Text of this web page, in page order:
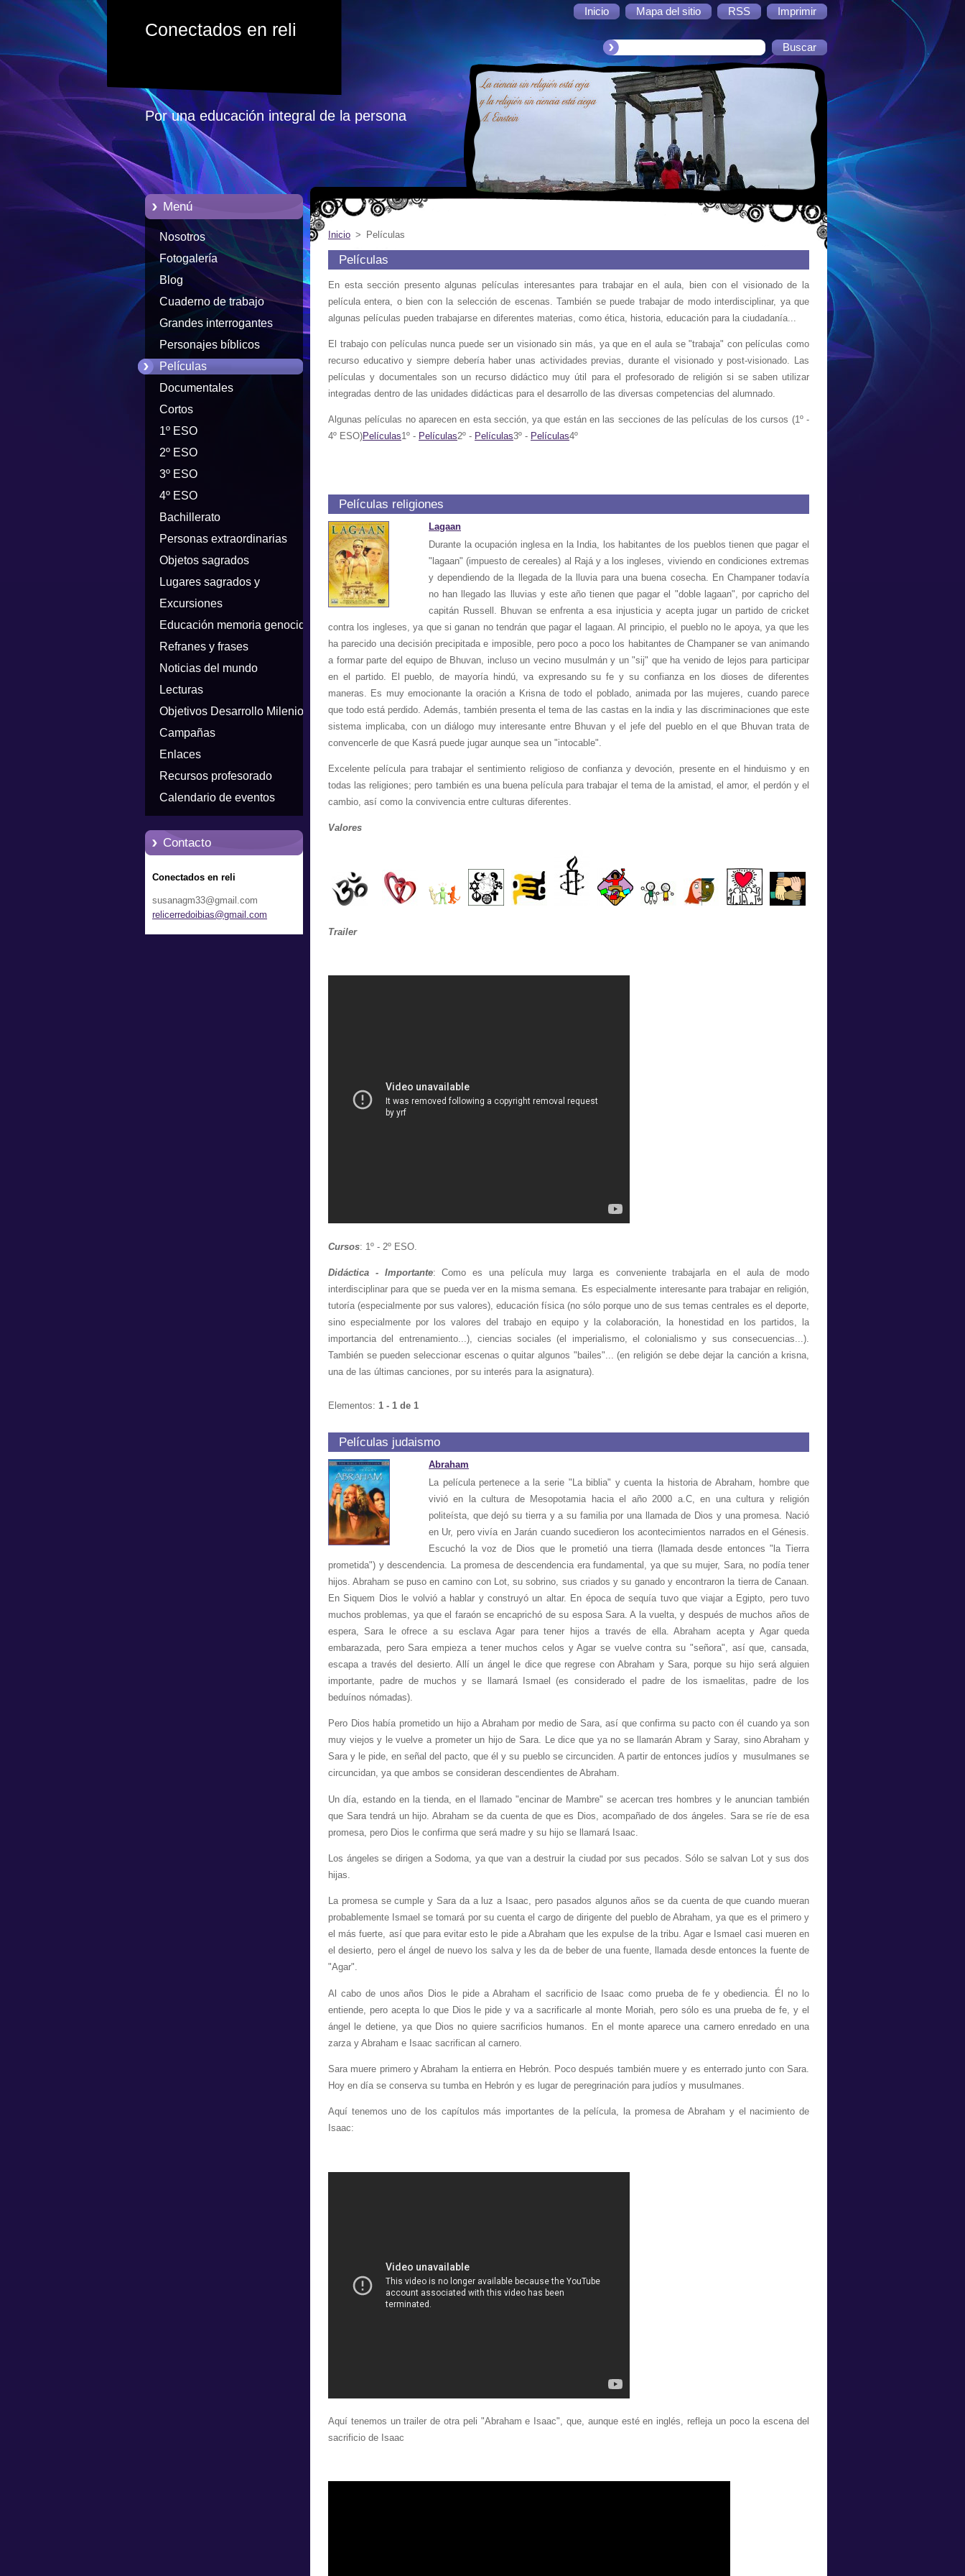
Inicio Mapa del sitio RSS Imprimir
Conectados en reli
Por una educación integral de la persona
Menú
Nosotros
Fotogalería
Blog
Cuaderno de trabajo
Grandes interrogantes
Personajes bíblicos
Películas
Documentales
Cortos
1º ESO
2º ESO
3º ESO
4º ESO
Bachillerato
Personas extraordinarias
Objetos sagrados
Lugares sagrados y
peregrinaciones
Excursiones
Educación memoria genocidios
Refranes y frases
Noticias del mundo
Lecturas
Objetivos Desarrollo Milenio
Campañas
Enlaces
Recursos profesorado
Calendario de eventos
Contacto
Conectados en reli
susanagm33@gmail.com
relicerredoibias@gmail.com
Inicio > Películas
Películas
En esta sección presento algunas películas interesantes para trabajar en el aula, bien con el visionado de la
película entera, o bien con la selección de escenas. También se puede trabajar de modo interdisciplinar, ya que
algunas películas pueden trabajarse en diferentes materias, como ética, historia, educación para la ciudadanía...
El trabajo con películas nunca puede ser un visionado sin más, ya que en el aula se "trabaja" con películas como
recurso educativo y siempre debería haber unas actividades previas, durante el visionado y post-visionado. Las
películas y documentales son un recurso didáctico muy útil para el profesorado de religión si se saben utilizar
integradas dentro de las unidades didácticas para el desarrollo de las diversas competencias del alumnado.
Algunas películas no aparecen en esta sección, ya que están en las secciones de las películas de los cursos (1º -
4º ESO)Películas1º - Películas2º - Películas3º - Películas4º
Películas religiones
Lagaan
Durante la ocupación inglesa en la India, los habitantes de los pueblos tienen que pagar el
"lagaan" (impuesto de cereales) al Rajá y a los ingleses, viviendo en condiciones extremas
y dependiendo de la llegada de la lluvia para una buena cosecha. En Champaner todavía
no han llegado las lluvias y este año tienen que pagar el "doble lagaan", por capricho del
capitán Russell. Bhuvan se enfrenta a esa injusticia y acepta jugar un partido de cricket
contra los ingleses, ya que si ganan no tendrán que pagar el lagaan. Al principio, el pueblo no le apoya, ya que les
ha parecido una decisión precipitada e imposible, pero poco a poco los habitantes de Champaner se van animando
a formar parte del equipo de Bhuvan, incluso un vecino musulmán y un "sij" que ha venido de lejos para participar
en el partido. El pueblo, de mayoría hindú, va expresando su fe y su confianza en los dioses de diferentes
maneras. Es muy emocionante la oración a Krisna de todo el poblado, animada por las mujeres, cuando parece
que todo está perdido. Además, también presenta el tema de las castas en la india y las discriminaciones que este
sistema implicaba, con un diálogo muy interesante entre Bhuvan y el jefe del pueblo en el que Bhuvan trata de
convencerle de que Kasrá puede jugar aunque sea un "intocable".
Excelente película para trabajar el sentimiento religioso de confianza y devoción, presente en el hinduismo y en
todas las religiones; pero también es una buena película para trabajar el tema de la amistad, el amor, el perdón y el
cambio, así como la convivencia entre culturas diferentes.
Valores
Trailer
Cursos: 1º - 2º ESO.
Didáctica - Importante: Como es una película muy larga es conveniente trabajarla en el aula de modo
interdisciplinar para que se pueda ver en la misma semana. Es especialmente interesante para trabajar en religión,
tutoría (especialmente por sus valores), educación física (no sólo porque uno de sus temas centrales es el deporte,
sino especialmente por los valores del trabajo en equipo y la colaboración, la honestidad en los partidos, la
importancia del entrenamiento...), ciencias sociales (el imperialismo, el colonialismo y sus consecuencias...).
También se pueden seleccionar escenas o quitar algunos "bailes"... (en religión se debe dejar la canción a krisna,
una de las últimas canciones, por su interés para la asignatura).
Elementos: 1 - 1 de 1
Películas judaismo
Abraham
La película pertenece a la serie "La biblia" y cuenta la historia de Abraham, hombre que
vivió en la cultura de Mesopotamia hacia el año 2000 a.C, en una cultura y religión
politeísta, que dejó su tierra y a su familia por una llamada de Dios y una promesa. Nació
en Ur, pero vivía en Jarán cuando sucedieron los acontecimientos narrados en el Génesis.
Escuchó la voz de Dios que le prometió una tierra (llamada desde entonces "la Tierra
prometida") y descendencia. La promesa de descendencia era fundamental, ya que su mujer, Sara, no podía tener
hijos. Abraham se puso en camino con Lot, su sobrino, sus criados y su ganado y encontraron la tierra de Canaan.
En Siquem Dios le volvió a hablar y construyó un altar. En época de sequía tuvo que viajar a Egipto, pero tuvo
muchos problemas, ya que el faraón se encaprichó de su esposa Sara. A la vuelta, y después de muchos años de
espera, Sara le ofrece a su esclava Agar para tener hijos a través de ella. Abraham acepta y Agar queda
embarazada, pero Sara empieza a tener muchos celos y Agar se vuelve contra su "señora", así que, cansada,
escapa a través del desierto. Allí un ángel le dice que regrese con Abraham y Sara, porque su hijo será alguien
importante, padre de muchos y se llamará Ismael (es considerado el padre de los ismaelitas, padre de los
beduínos nómadas).
Pero Dios había prometido un hijo a Abraham por medio de Sara, así que confirma su pacto con él cuando ya son
muy viejos y le vuelve a prometer un hijo de Sara. Le dice que ya no se llamarán Abram y Saray, sino Abraham y
Sara y le pide, en señal del pacto, que él y su pueblo se circunciden. A partir de entonces judíos y musulmanes se
circuncidan, ya que ambos se consideran descendientes de Abraham.
Un día, estando en la tienda, en el llamado "encinar de Mambre" se acercan tres hombres y le anuncian también
que Sara tendrá un hijo. Abraham se da cuenta de que es Dios, acompañado de dos ángeles. Sara se ríe de esa
promesa, pero Dios le confirma que será madre y su hijo se llamará Isaac.
Los ángeles se dirigen a Sodoma, ya que van a destruir la ciudad por sus pecados. Sólo se salvan Lot y sus dos
hijas.
La promesa se cumple y Sara da a luz a Isaac, pero pasados algunos años se da cuenta de que cuando mueran
probablemente Ismael se tomará por su cuenta el cargo de dirigente del pueblo de Abraham, ya que es el primero y
el más fuerte, así que para evitar esto le pide a Abraham que les expulse de la tribu. Agar e Ismael casi mueren en
el desierto, pero el ángel de nuevo los salva y les da de beber de una fuente, llamada desde entonces la fuente de
"Agar".
Al cabo de unos años Dios le pide a Abraham el sacrificio de Isaac como prueba de fe y obediencia. Él no lo
entiende, pero acepta lo que Dios le pide y va a sacrificarle al monte Moriah, pero sólo es una prueba de fe, y el
ángel le detiene, ya que Dios no quiere sacrificios humanos. En el monte aparece una carnero enredado en una
zarza y Abraham e Isaac sacrifican al carnero.
Sara muere primero y Abraham la entierra en Hebrón. Poco después también muere y es enterrado junto con Sara.
Hoy en día se conserva su tumba en Hebrón y es lugar de peregrinación para judíos y musulmanes.
Aquí tenemos uno de los capítulos más importantes de la película, la promesa de Abraham y el nacimiento de
Isaac:
Aquí tenemos un trailer de otra peli "Abraham e Isaac", que, aunque esté en inglés, refleja un poco la escena del
sacrificio de Isaac